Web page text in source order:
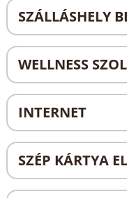
SZÁLLÁSHELY
WELLNESS
INTERNET
SZÉP KÁRTYA